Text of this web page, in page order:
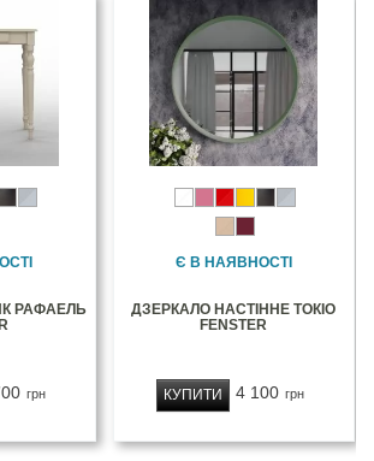
РАФАЕЛЬ
грн
Є В НАЯВНОСТІ
ДЗЕРКАЛО НАСТІННЕ ТОКІО
FENSTER
4 100 грн
КУПИТИ